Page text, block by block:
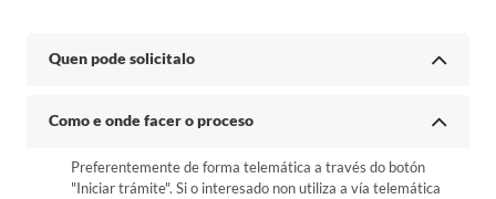
Quen pode solicitalo
Como e onde facer o proceso
Preferentemente de forma telemática a través do botón
"Iniciar trámite". Si o interesado non utiliza a vía telemática